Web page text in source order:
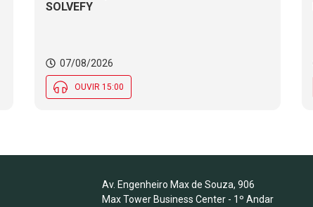
SOLVEFY
07/08/2026
OUVIR 15:00
Av. Engenheiro Max de Souza, 906
Max Tower Business Center - 1º Andar